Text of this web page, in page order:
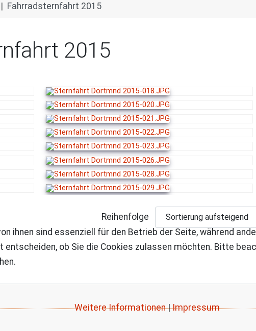
Fahrradsternfahrt 2015
2015
Reihenfolge
ihnen sind essenziell für den Betrieb der Seite, während
ob Sie die Cookies zulassen möchten. Bitte
Weitere Informationen|Impressum